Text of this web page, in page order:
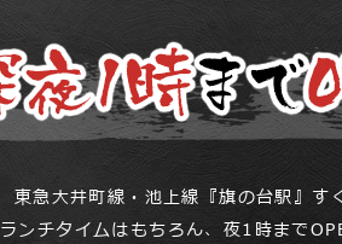
東急大井町線・池上線『旗の台駅』す
ランチタイムはもちろん、夜1時まで